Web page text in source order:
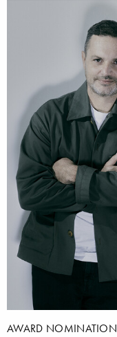
AWARD NOMINATION